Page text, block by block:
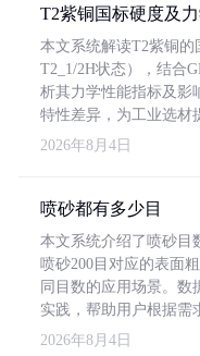
T2紫铜国标硬度及
本文系统解读T2紫铜的
T2_1/2H状态），结合
析其力学性能指标及影
特性差异，为工业选材
2026年8月4日
喷砂都有多少目
本文系统介绍了喷砂目
喷砂200目对应的表面
同目数的应用场景。数
实践，帮助用户根据需
2026年8月4日